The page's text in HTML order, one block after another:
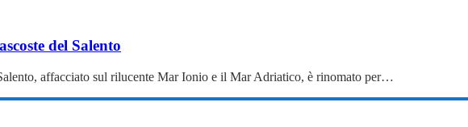
del Salento
affacciato sul rilucente Mar Ionio e il Mar Adriatico, è rinomato per…